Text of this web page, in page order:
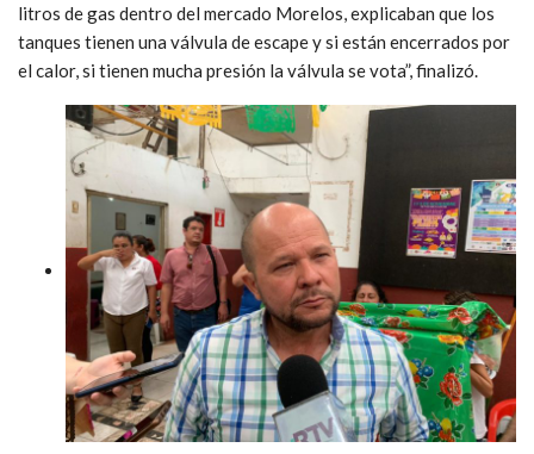
litros de gas dentro del mercado Morelos, explicaban que los
tanques tienen una válvula de escape y si están encerrados por
el calor, si tienen mucha presión la válvula se vota”, finalizó.